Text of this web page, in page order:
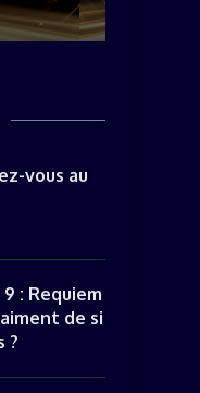
vous au
: Requiem
de si
?